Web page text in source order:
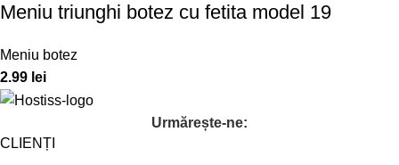
Meniu triunghi botez cu fetita model 19
Meniu botez
2.99 lei
Urmărește-ne:
CLIENȚI